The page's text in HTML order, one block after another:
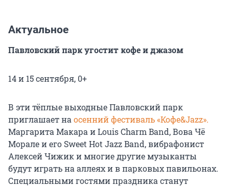
Актуальное
Павловский парк угостит кофе и джазом
14 и 15 сентября, 0+
В эти тёплые выходные Павловский парк
приглашает наосенний фестиваль «Кофе&Jazz».
Маргарита Макара и Louis Charm Band, Вова Чё
Морале и его Sweet Hot Jazz Band, вибрафонист
Алексей Чижик и многие другие музыканты
будут играть на аллеях и в парковых павильонах.
Специальными гостями праздника станут